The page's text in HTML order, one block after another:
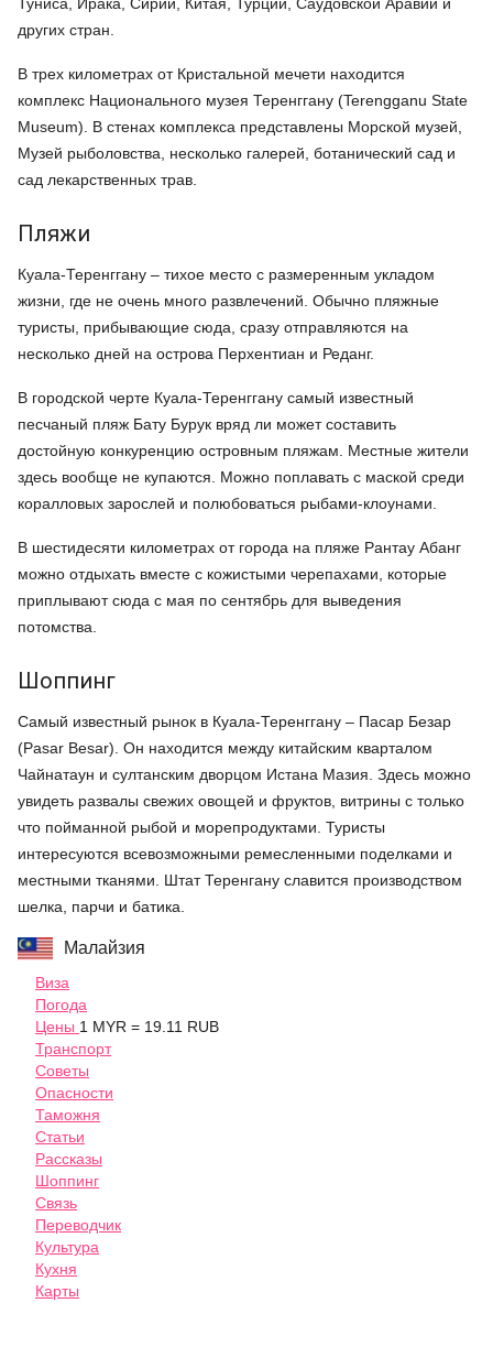
других стран.
В трех километрах от Кристальной мечети находится
комплекс Национального музея Теренггану (Terengganu State
Museum). В стенах комплекса представлены Морской музей,
Музей рыболовства, несколько галерей, ботанический сад и
сад лекарственных трав.
Пляжи
Куала-Теренггану – тихое место с размеренным укладом
жизни, где не очень много развлечений. Обычно пляжные
туристы, прибывающие сюда, сразу отправляются на
несколько дней на острова Перхентиан и Реданг.
В городской черте Куала-Теренггану самый известный
песчаный пляж Бату Бурук вряд ли может составить
достойную конкуренцию островным пляжам. Местные жители
здесь вообще не купаются. Можно поплавать с маской среди
коралловых зарослей и полюбоваться рыбами-клоунами.
В шестидесяти километрах от города на пляже Рантау Абанг
можно отдыхать вместе с кожистыми черепахами, которые
приплывают сюда с мая по сентябрь для выведения
потомства.
Шоппинг
Самый известный рынок в Куала-Теренггану – Пасар Безар
(Pasar Besar). Он находится между китайским кварталом
Чайнатаун и султанским дворцом Истана Мазия. Здесь можно
увидеть развалы свежих овощей и фруктов, витрины с только
что пойманной рыбой и морепродуктами. Туристы
интересуются всевозможными ремесленными поделками и
местными тканями. Штат Теренгану славится производством
шелка, парчи и батика.
Малайзия
Виза
Погода
Цены 1 MYR = 19.11 RUB
Транспорт
Советы
Опасности
Таможня
Статьи
Рассказы
Шоппинг
Связь
Переводчик
Культура
Кухня
Карты